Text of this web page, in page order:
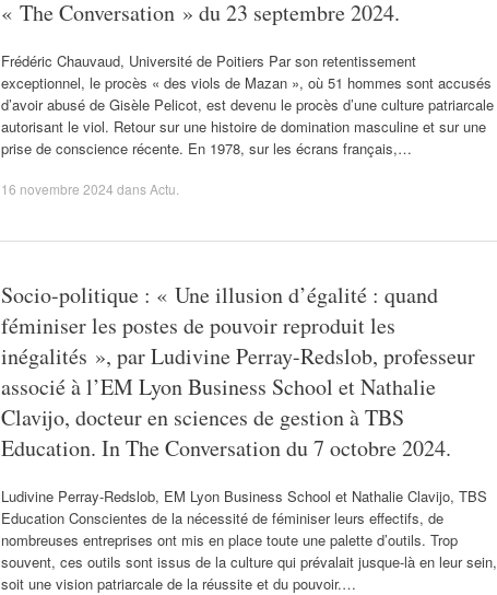
« The Conversation » du 23 septembre 2024.
Frédéric Chauvaud, Université de Poitiers Par son retentissement
exceptionnel, le procès « des viols de Mazan », où 51 hommes sont accusés
d’avoir abusé de Gisèle Pelicot, est devenu le procès d’une culture patriarcale
autorisant le viol. Retour sur une histoire de domination masculine et sur une
prise de conscience récente. En 1978, sur les écrans français,…
16 novembre 2024 dansActu
Socio-politique : « Une illusion d’égalité : quand
féminiser les postes de pouvoir reproduit les
inégalités », par Ludivine Perray-Redslob, professeur
associé à l’EM Lyon Business School et Nathalie
Clavijo, docteur en sciences de gestion à TBS
Education. In The Conversation du 7 octobre 2024.
Ludivine Perray-Redslob, EM Lyon Business School et Nathalie Clavijo, TBS
Education Conscientes de la nécessité de féminiser leurs effectifs, de
nombreuses entreprises ont mis en place toute une palette d’outils. Trop
souvent, ces outils sont issus de la culture qui prévalait jusque-là en leur sein,
soit une vision patriarcale de la réussite et du pouvoir.…